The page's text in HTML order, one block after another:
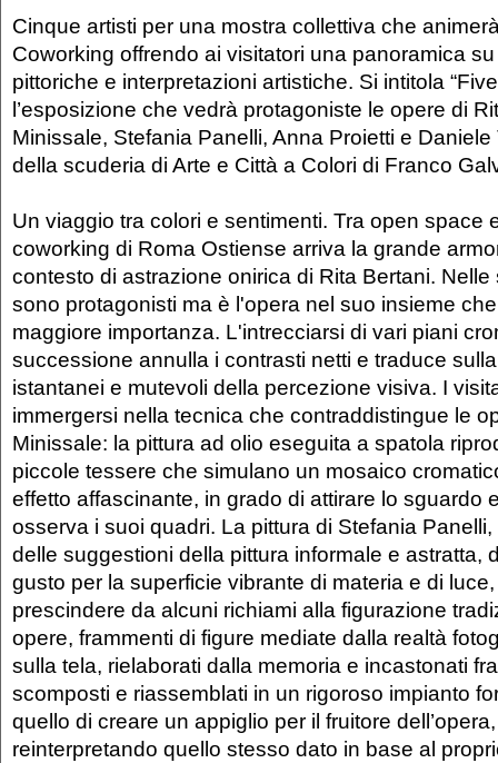
Cinque artisti per una mostra collettiva che
Coworking offrendo ai visitatori una panoramica
pittoriche e interpretazioni artistiche. Si intitola “Five
l’esposizione che vedrà protagoniste le opere di
Minissale, Stefania Panelli, Anna Proietti e Daniele
della scuderia di Arte e Città a Colori di Franco
Un viaggio tra colori e sentimenti. Tra open space
coworking di Roma Ostiense arriva la grande
contesto di astrazione onirica di Rita Bertani.
sono protagonisti ma è l'opera nel suo insieme
maggiore importanza. L'intrecciarsi di vari piani
successione annulla i contrasti netti e traduce
istantanei e mutevoli della percezione visiva. I
immergersi nella tecnica che contraddistingue le
Minissale: la pittura ad olio eseguita a spatola
piccole tessere che simulano un mosaico
effetto affascinante, in grado di attirare lo sguardo
osserva i suoi quadri. La pittura di Stefania
delle suggestioni della pittura informale e astratta,
gusto per la superficie vibrante di materia e di
prescindere da alcuni richiami alla figurazione
opere, frammenti di figure mediate dalla realtà
sulla tela, rielaborati dalla memoria e incastonati
scomposti e riassemblati in un rigoroso impianto
quello di creare un appiglio per il fruitore
reinterpretando quello stesso dato in base al